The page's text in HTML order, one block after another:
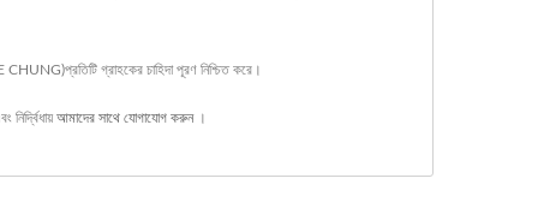
গ্রাহকের চাহিদা পূরণ নিশ্চিত করে।
নির্দ্বিধায় আমাদের সাথে যোগাযোগ করুন।